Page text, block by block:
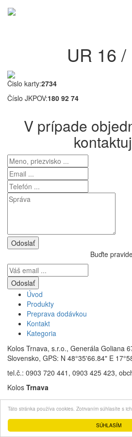
SÚHLASÍM
Táto stránka používa cookies. Zotrvaním súhlasíte s
UR 16 /
Čislo karty:2734
Číslo JKPOV:180 92 74
V prípade
Buďte
Úvod
Produkty
Preprava dodávkou
Kontakt
Kategoria
Kolos Trnava, s.r.o., Generála Goliana
Slovensko, GPS: N 48°35'66.84" E
tel.č.: 0903 720 441, 0903 425 423,
Kolos Trnava